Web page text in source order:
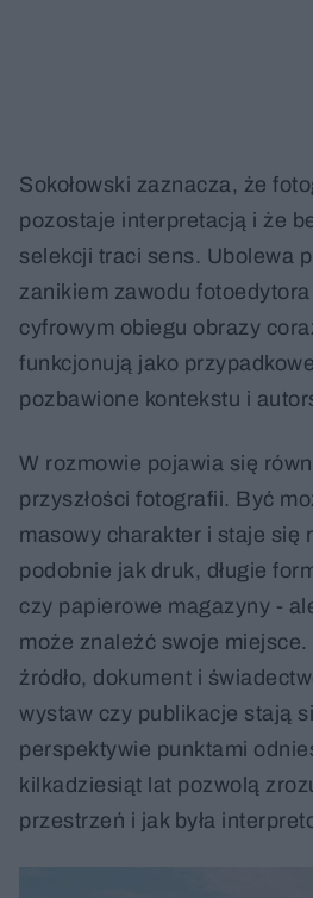
Sokołowski zaznacza, że
pozostaje interpretacją i że
selekcji traci sens. Ubolewa
zanikiem zawodu
cyfrowym obiegu obrazy
funkcjonują jako
pozbawione kontekstu i
W rozmowie pojawia się
przyszłości fotografii. Być
masowy charakter i staje się
podobnie jak druk, długie
czy papierowe magazyny -
może znaleźć swoje
źródło, dokument i
wystaw czy publikacje stają
perspektywie punktami
kilkadziesiąt lat pozwolą
przestrzeń i jak była